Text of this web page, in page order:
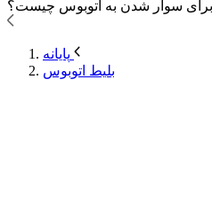
برای سوار شدن به اتوبوس چیست؟
بلیط اتوبوس